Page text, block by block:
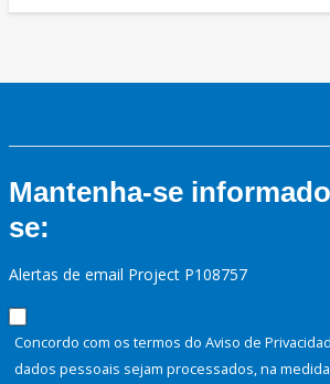
Mantenha-se
se:
Alertas de email Project P108757
Concordo com os termos do Aviso de
dados pessoais sejam processados, na